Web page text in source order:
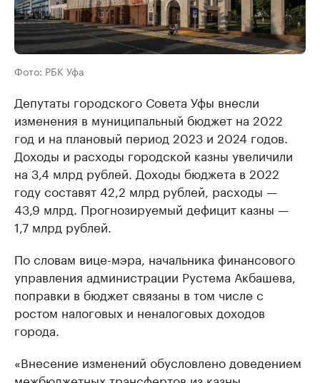
Фото: РБК Уфа
Депутаты городского Совета Уфы внесли
изменения в муниципальный бюджет на 2022
год и на плановый период 2023 и 2024 годов.
Доходы и расходы городской казны увеличили
на 3,4 млрд рублей. Доходы бюджета в 2022
году составят 42,2 млрд рублей, расходы —
43,9 млрд. Прогнозируемый дефицит казны —
1,7 млрд рублей.
По словам вице-мэра, начальника финансового
управления администрации Рустема Акбашева,
поправки в бюджет связаны в том числе с
ростом налоговых и неналоговых доходов
города.
«Внесение изменений обусловлено доведением